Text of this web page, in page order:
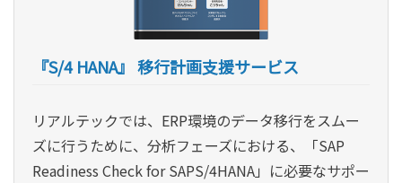
『S/4 HANA』 移行計画支援サービス
リアルテックでは、ERP環境のデータ移行をスムー
ズに行うために、分析フェーズにおける、「SAP
Readiness Check for SAPS/4HANA」に必要なサポー